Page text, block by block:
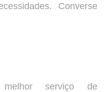
Converse
serviço de